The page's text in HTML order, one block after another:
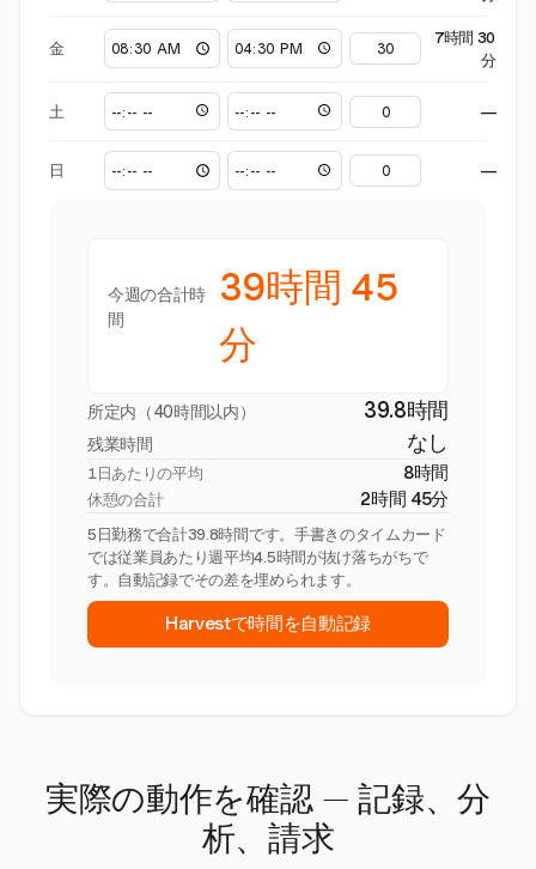
金
7時間 30
分
土 —
日 —
今週の合計時
間
39時間 45
分
所定内（40時間以内） 39.8時間
残業時間 なし
1日あたりの平均 8時間
休憩の合計 2時間 45分
5日勤務で合計39.8時間です。手書きのタイムカード
では従業員あたり週平均4.5時間が抜け落ちがちで
す。自動記録でその差を埋められます。
Harvestで時間を自動記録
実際の動作を確認 — 記録、分
析、請求